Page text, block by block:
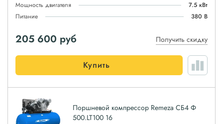
Мощность двигателя
7.5 кВт
Питание
380 В
205 600 руб Получить скидку
Купить
Поршневой компрессор Remeza СБ4 Ф
500.LT100 16